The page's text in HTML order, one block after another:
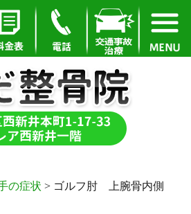
の症状 > ゴルフ肘 上腕骨内側